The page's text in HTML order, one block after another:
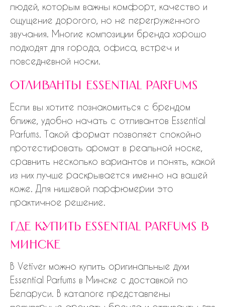
людей, которым важны комфорт, качество и
ощущение дорогого, но не перегруженного
звучания. Многие композиции бренда хорошо
подходят для города, офиса, встреч и
повседневной носки.
отливанты essential parfums
Если вы хотите познакомиться с брендом
ближе, удобно начать с отливантов Essential
Parfums. Такой формат позволяет спокойно
протестировать аромат в реальной носке,
сравнить несколько вариантов и понять, какой
из них лучше раскрывается именно на вашей
коже. Для нишевой парфюмерии это
практичное решение.
где купить essential parfums в
минске
В Vetiver можно купить оригинальные духи
Essential Parfums в Минске с доставкой по
Беларуси. В каталоге представлены